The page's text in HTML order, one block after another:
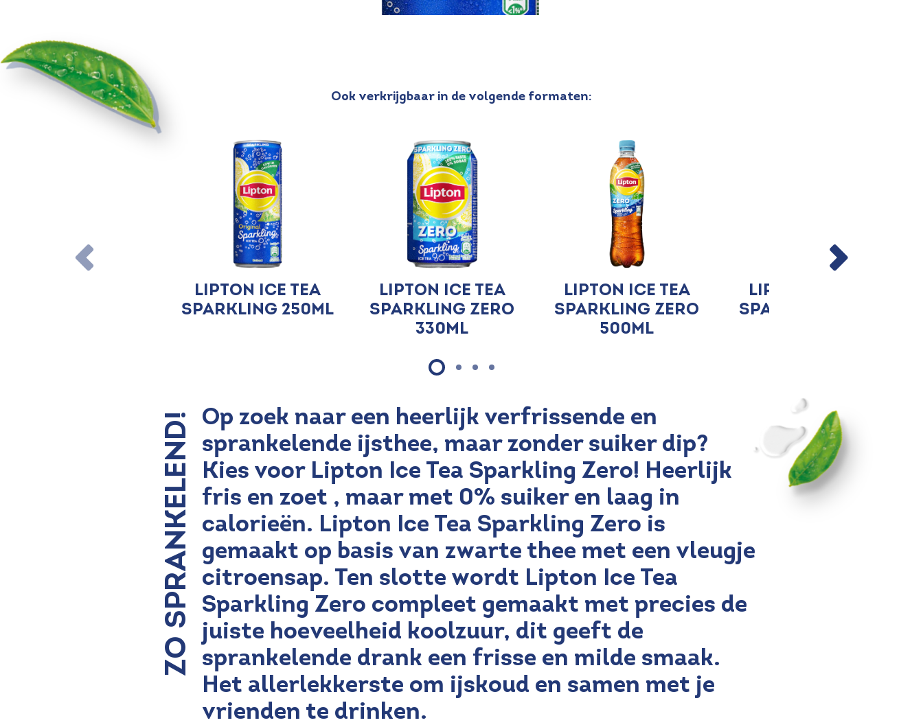
Ook verkrijgbaar in de volgende formaten:
Lipton Ice Tea
Sparkling 250ml
Lipton Ice Tea
Sparkling Zero
330ml
Lipton Ice Tea
Sparkling Zero
500ml
Lipton Ice Tea
Sparkling Zero
ZO SPRANKELEND! Op zoek naar een heerlijk verfrissende en
sprankelende ijsthee, maar zonder suiker dip?
Kies voor Lipton Ice Tea Sparkling Zero! Heerlijk
fris en zoet , maar met 0% suiker en laag in
calorieën. Lipton Ice Tea Sparkling Zero is
gemaakt op basis van zwarte thee met een vleugje
citroensap. Ten slotte wordt Lipton Ice Tea
Sparkling Zero compleet gemaakt met precies de
juiste hoeveelheid koolzuur, dit geeft de
sprankelende drank een frisse en milde smaak.
Het allerlekkerste om ijskoud en samen met je
vrienden te drinken.